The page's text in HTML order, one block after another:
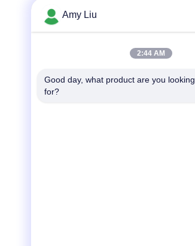
Email
Amy Liu
2:44 AM
Good day, what product are you looking
for?